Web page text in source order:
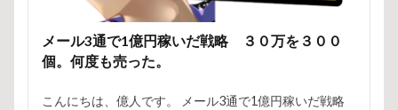
メール3通で1億円稼いだ戦略 ３０万を３００
個。何度も売った。
こんにちは、億人です。 メール3通で1億円稼いだ戦略